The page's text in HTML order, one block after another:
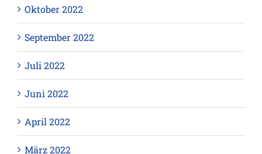
Oktober 2022
September 2022
Juli 2022
Juni 2022
April 2022
März 2022